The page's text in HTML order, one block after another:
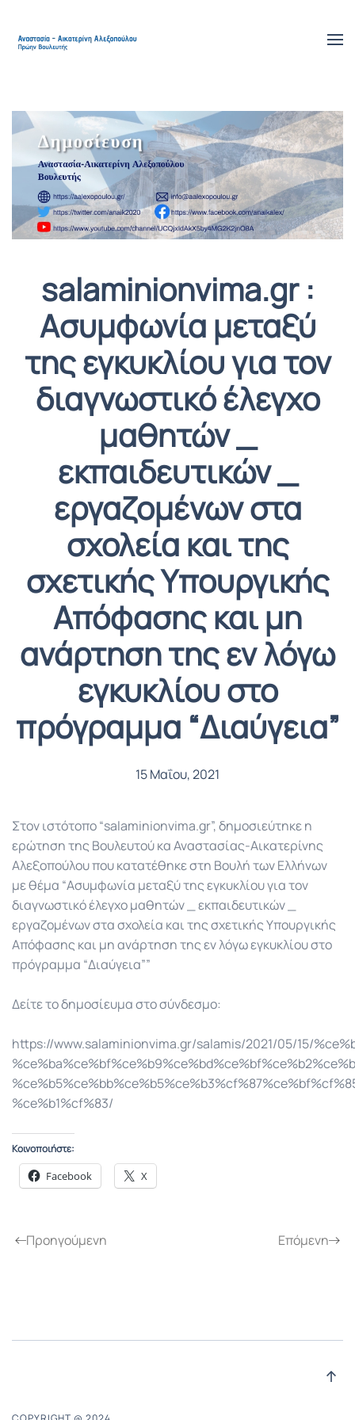
Skip to main content
salaminionvima.gr :
Ασυμφωνία μεταξύ
της εγκυκλίου για τον
διαγνωστικό έλεγχο
μαθητών _
εκπαιδευτικών _
εργαζομένων στα
σχολεία και της
σχετικής Υπουργικής
Απόφασης και μη
ανάρτηση της εν λόγω
εγκυκλίου στο
πρόγραμμα “Διαύγεια”
15 Μαΐου, 2021
Στον ιστότοπο “salaminionvima.gr”, δημοσιεύτηκε η
ερώτηση της Βουλευτού κα Αναστασίας-Αικατερίνης
Αλεξοπούλου που κατατέθηκε στη Βουλή των Ελλήνων
με θέμα “Ασυμφωνία μεταξύ της εγκυκλίου για τον
διαγνωστικό έλεγχο μαθητών _ εκπαιδευτικών _
εργαζομένων στα σχολεία και της σχετικής Υπουργικής
Απόφασης και μη ανάρτηση της εν λόγω εγκυκλίου στο
πρόγραμμα “Διαύγεια””
Δείτε το δημοσίευμα στο σύνδεσμο:
https://www.salaminionvima.gr/salamis/2021/05/15/
%ce%b1%cf%83/
Κοινοποιήστε:
Facebook X
Προηγούμενη Επόμενη